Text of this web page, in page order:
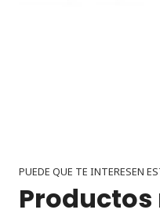
PUEDE QUE TE INTERESEN